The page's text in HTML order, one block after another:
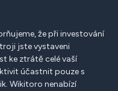
že při investování
jste vystaveni
ke ztrátě celé vaší
účastnit pouze s
Wikitoro nenabízí